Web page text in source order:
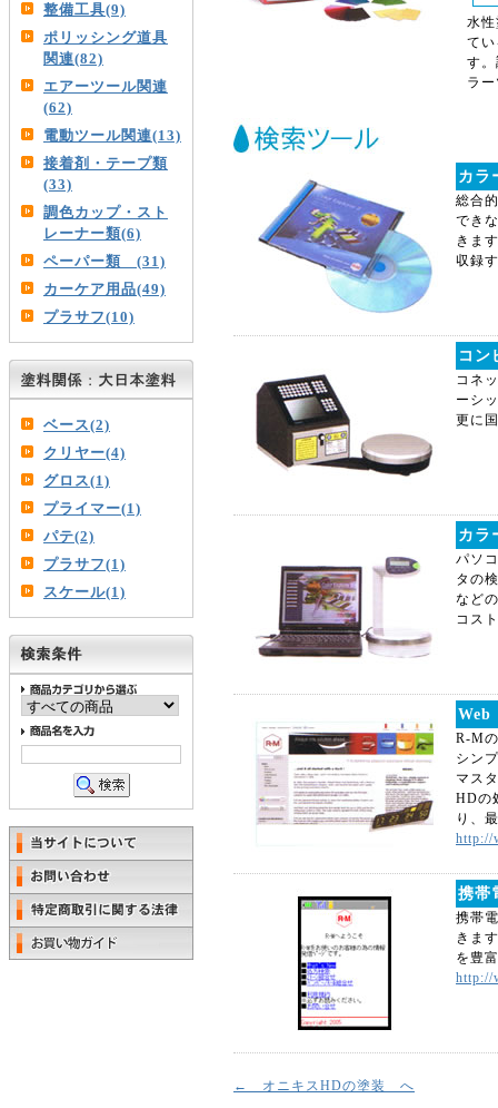
整備工具(9)
ポリッシング道具
関連(82)
エアーツール関連
(62)
電動ツール関連(13)
接着剤・テープ類
(33)
調色カップ・スト
レーナー類(6)
ペーパー類 (31)
カーケア用品(49)
プラサフ(10)
ベース(2)
クリヤー(4)
グロス(1)
プライマー(1)
パテ(2)
プラサフ(1)
スケール(1)
水
て
す
ラ
カラ
総合
でき
きま
収録
コン
コネ
ーシ
更に
カラ
パソ
タの
など
コス
Web
R-M
シン
マス
HDの
り、
http://
携帯
携帯
きま
を豊
http://
← オニキスHDの塗装 へ